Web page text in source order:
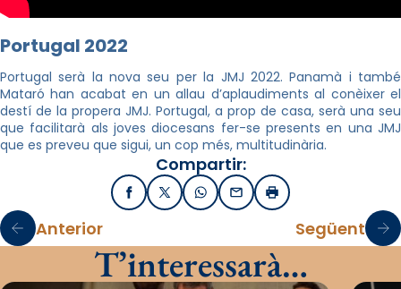
Portugal 2022
Portugal serà la nova seu per la JMJ 2022. Panamà i també
Mataró han acabat en un allau d’aplaudiments al conèixer el
destí de la propera JMJ. Portugal, a prop de casa, serà una seu
que facilitarà als joves diocesans fer-se presents en una JMJ
que es preveu que sigui, un cop més, multitudinària.
Compartir:
FacebookX / TwitterWhatsApp
EmailImprimir
Anterior Següent
T’interessarà…